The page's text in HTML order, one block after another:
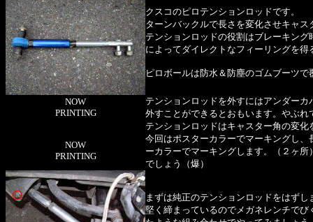
クスコのピロテンションロッドです。
ターンバックルで長さを変化させキャ
テンションロッドの役割はブレーキン
によってダイレクトなフィーリングを得
ピロボールは防水＆防塵のゴムブーツ
NOW
PRINTING
テンションロッドを外すにはアンダー
外すことができるとおもいます。やぶ
NOW
PRINTING
テンションロッドはキャスター角の変
今回はポスターカラーでマーキングし
ーカラーでマーキングします。（２ヶ
でしょう（爆）
まずは純正のテンションロッドをはずし
堅く締まっているのでメガネレンチで